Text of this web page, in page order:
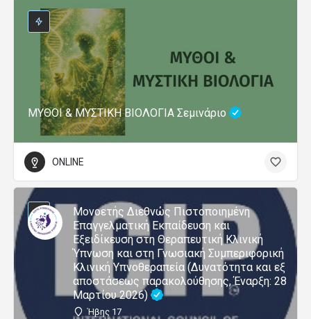
ΜΥΘΟΙ & ΜΥΣΤΙΚΗ ΒΙΟΛΟΓΙΑ Σεμινάριο
ONLINE
Μονοετής Διεθνώς Πιστοποιημένη
Επαγγελματική Εκπαίδευση και
Εξειδίκευση στη Θεραπευτική Κλινική
Ύπνωση και στη Γνωσιακή Συμπεριφορική
Κλινική Υπνοθεραπεία (Δυνατότητα και εξ
αποστάσεως παρακολούθησης, Έναρξη: 28
Μαρτίου 2026)
Ήβης 17